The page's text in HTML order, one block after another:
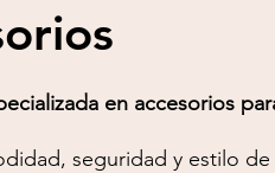
en accesorios
seguridad y estilo